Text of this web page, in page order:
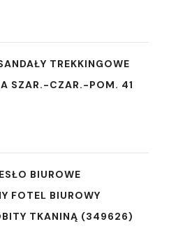
TREKKINGOWE
SZAR.-CZAR.-POM. 41
BIUROWE
FOTEL BIUROWY
TKANINĄ (349626)